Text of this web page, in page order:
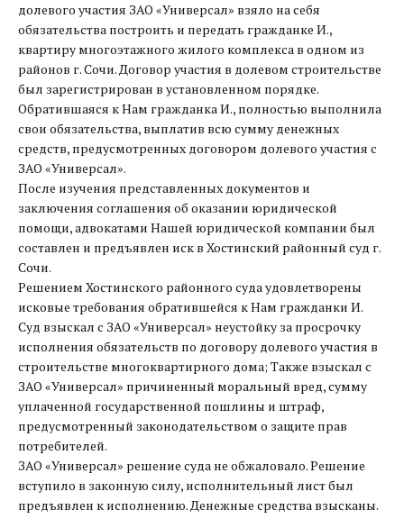
долевого участия ЗАО «Универсал» взяло на себя
обязательства построить и передать гражданке И.,
квартиру многоэтажного жилого комплекса в одном из
районов г. Сочи. Договор участия в долевом строительстве
был зарегистрирован в установленном порядке.
Обратившаяся к Нам гражданка И., полностью выполнила
свои обязательства, выплатив всю сумму денежных
средств, предусмотренных договором долевого участия с
ЗАО «Универсал».
После изучения представленных документов и
заключения соглашения об оказании юридической
помощи, адвокатами Нашей юридической компании был
составлен и предъявлен иск в Хостинский районный суд г.
Сочи.
Решением Хостинского районного суда удовлетворены
исковые требования обратившейся к Нам гражданки И.
Суд взыскал с ЗАО «Универсал» неустойку за просрочку
исполнения обязательств по договору долевого участия в
строительстве многоквартирного дома; Также взыскал с
ЗАО «Универсал» причиненный моральный вред, сумму
уплаченной государственной пошлины и штраф,
предусмотренный законодательством о защите прав
потребителей.
ЗАО «Универсал» решение суда не обжаловало. Решение
вступило в законную силу, исполнительный лист был
предъявлен к исполнению. Денежные средства взысканы.